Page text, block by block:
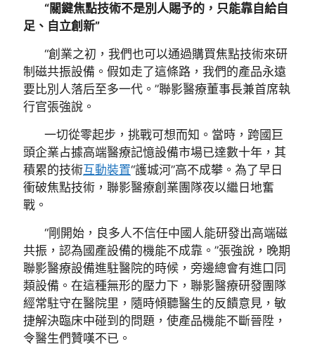
“關鍵焦點技術不是別人賜予的，只能靠自給自
足、自立創新”
“創業之初，我們也可以通過購買焦點技術來研
制磁共振設備。假如走了這條路，我們的產品永遠
要比別人落后至多一代。”聯影醫療董事長兼首席執
行官張強說。
一切從零起步，挑戰可想而知。當時，跨國巨
頭企業占據高端醫療記憶設備市場已達數十年，其
積累的技術互動裝置“護城河”高不成攀。為了早日
衝破焦點技術，聯影醫療創業團隊夜以繼日地奮
戰。
“剛開始，良多人不信任中國人能研發出高端磁
共振，認為國產設備的機能不成靠。”張強說，晚期
聯影醫療設備進駐醫院的時候，旁邊總會有進口同
類設備。在這種無形的壓力下，聯影醫療研發團隊
經常駐守在醫院里，隨時傾聽醫生的反饋意見，敏
捷解決臨床中碰到的問題，使產品機能不斷晉陞，
令醫生們贊嘆不已。